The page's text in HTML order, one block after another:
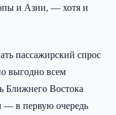
и Азии, — хотя и
пассажирский спрос
выгодно всем
Ближнего Востока
— в первую очередь